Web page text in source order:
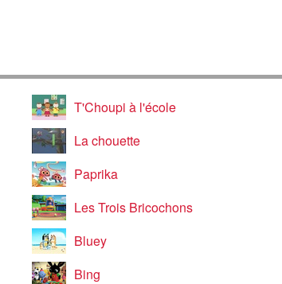
T'Choupi à l'école
La chouette
Paprika
Les Trois Bricochons
Bluey
Bing